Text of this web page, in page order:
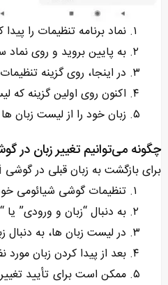
نماد برنامه تنظیمات را
به پایین بروید و روی
در اینجا، روی گزینه
اکنون روی اولین گزینه که
زبان خود را از لیست زبان
چگونه می‌توانیم تغییر زبان در
برای بازگشت به زبان قبلی در گوشی
تنظیمات گوشی شیائومی خود
به دنبال “زبان و ورودی”
در لیست زبان ‌ها، به دنبال
بعد از پیدا کردن زبان
ممکن است برای تأیید